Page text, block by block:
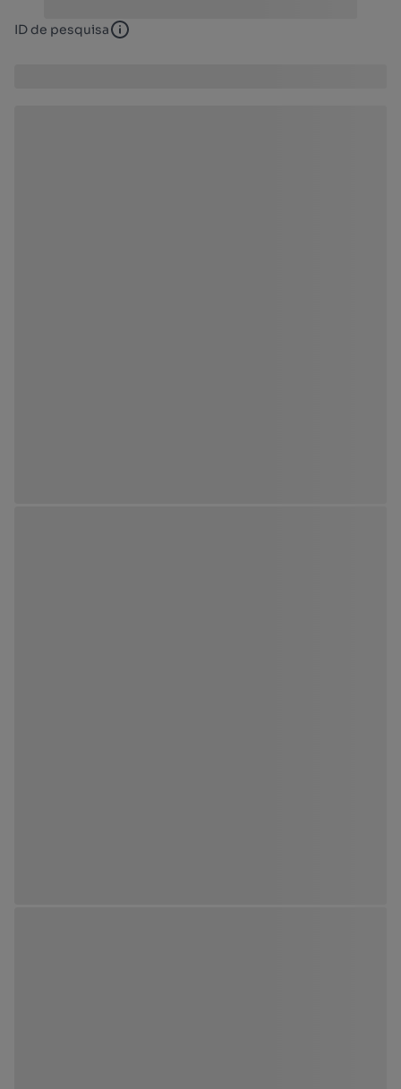
ID de pesquisa ID de pesquisa